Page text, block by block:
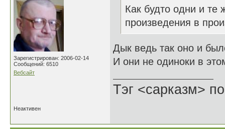
Зарегистрирован: 2006-02-14
Сообщений: 6510
Вебсайт
Как будто одни и те
произведения в
Дык ведь так оно и
И они не одиноки в
Тэг <сарказм>
Неактивен